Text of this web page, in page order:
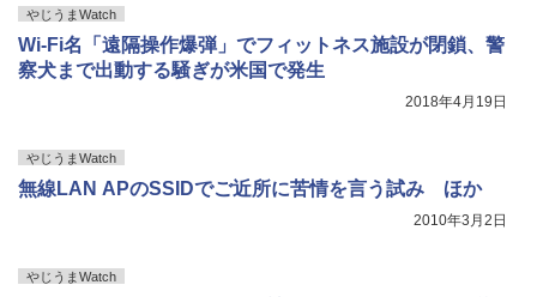
やじうまWatch
Wi-Fi名「遠隔操作爆弾」でフィットネス施設が閉鎖、警
察犬まで出動する騒ぎが米国で発生
2018年4月19日
やじうまWatch
無線LAN APのSSIDでご近所に苦情を言う試み ほか
2010年3月2日
やじうまWatch